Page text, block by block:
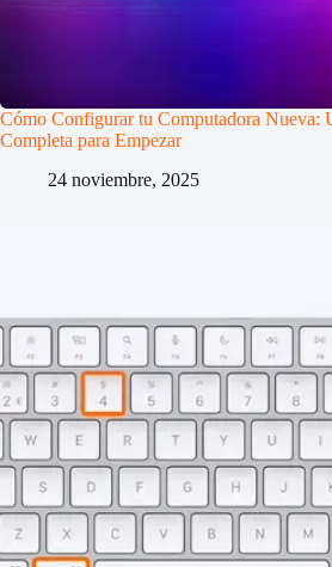
Cómo Configurar tu Computadora Nueva:
Completa para Empezar
24 noviembre, 2025